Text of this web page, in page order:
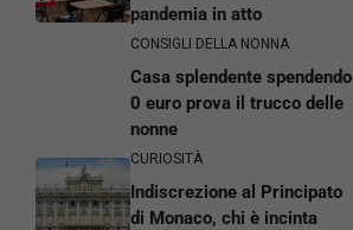
pandemia in atto
CONSIGLI DELLA NONNA
Casa splendente spendendo
0 euro prova il trucco delle
nonne
CURIOSITÀ
Indiscrezione al Principato
di Monaco, chi è incinta